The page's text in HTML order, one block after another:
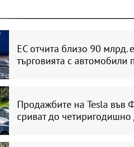
ЕС отчита близо 90 млрд.
търговията с автомобили
Продажбите на Tesla във
сриват до четиригодишно